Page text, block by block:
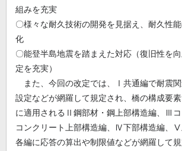
組みを充実
〇様々な耐久技術の開発を見据え、耐久性
化
〇能登半島地震を踏まえた対応（復旧性を
定を充実）
また、今回の改定では、Ⅰ共通編で耐震
設定などが網羅して規定され、橋の構成要
に適用されるⅡ鋼部材・鋼上部構造編、Ⅲコ
コンクリート上部構造編、Ⅳ下部構造編、
各編に応答の算出や制限値などが網羅して規